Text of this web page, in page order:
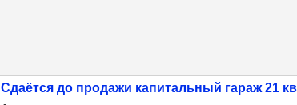
Сдаётся до продажи капитальный гараж 21